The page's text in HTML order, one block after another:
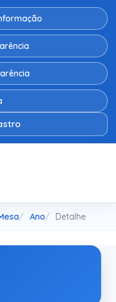
Ano Detalhe